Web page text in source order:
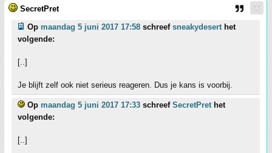
SecretPret
Op maandag 5 juni 2017 17:58 schreef sneakydesert het
volgende:
[..]
Je blijft zelf ook niet serieus reageren. Dus je kans is voorbij.
Op maandag 5 juni 2017 17:33 schreef SecretPret het
volgende:
[..]